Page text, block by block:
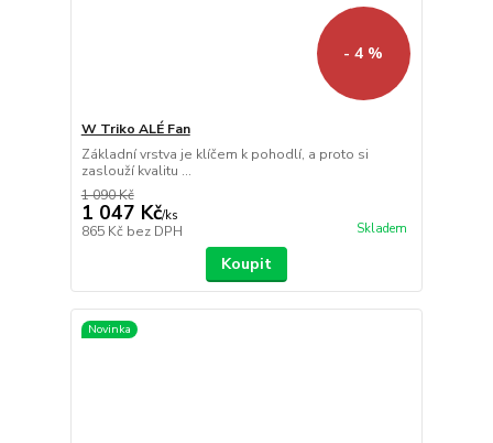
- 4 %
W Triko ALÉ Fan
Základní vrstva je klíčem k pohodlí, a proto si
zaslouží kvalitu ...
1 090 Kč
1 047 Kč/ks
865 Kč bez DPH Skladem
Koupit
Novinka